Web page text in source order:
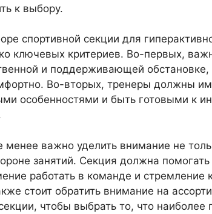
к выбору.
спортивной секции для
ключевых критериев. Во-первых,
и поддерживающей обстановке,
Во-вторых, тренеры должны
особенностями и быть готовыми к
менее важно уделить внимание не
занятий. Секция должна
работать в команде и
стоит обратить внимание на
чтобы выбрать то, что наиболее